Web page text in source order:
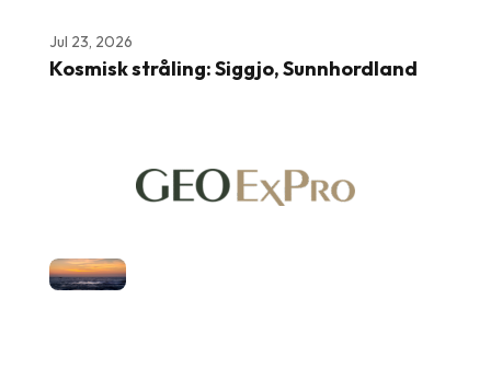
Jul 23, 2026
Kosmisk stråling: Siggjo, Sunnhordland